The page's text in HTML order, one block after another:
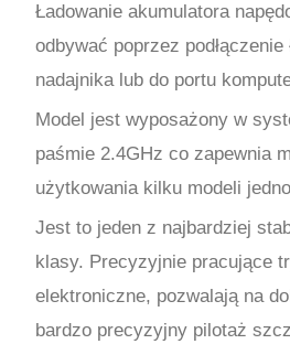
Ładowanie akumulatora
odbywać poprzez podłączenie
nadajnika lub do portu
Model jest wyposażony w
paśmie 2.4GHz co zapewnia
użytkowania kilku modeli
Jest to jeden z najbardziej
klasy. Precyzyjnie pracujące
elektroniczne, pozwalają na
bardzo precyzyjny pilotaż